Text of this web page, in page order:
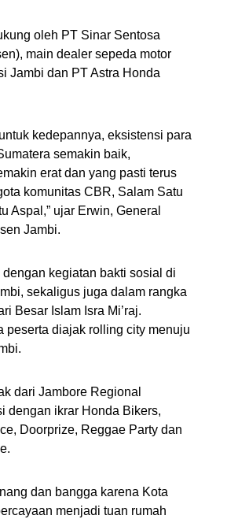
oleh PT Sinar Sentosa
main dealer sepeda motor
Jambi dan PT Astra Honda
kedepannya, eksistensi para
semakin baik,
erat dan yang pasti terus
komunitas CBR, Salam Satu
Aspal,” ujar Erwin, General
Jambi.
kegiatan bakti sosial di
sekaligus juga dalam rangka
Besar Islam Isra Mi’raj.
peserta diajak rolling city menuju
dari Jambore Regional
dengan ikrar Honda Bikers,
Doorprize, Reggae Party dan
dan bangga karena Kota
menjadi tuan rumah